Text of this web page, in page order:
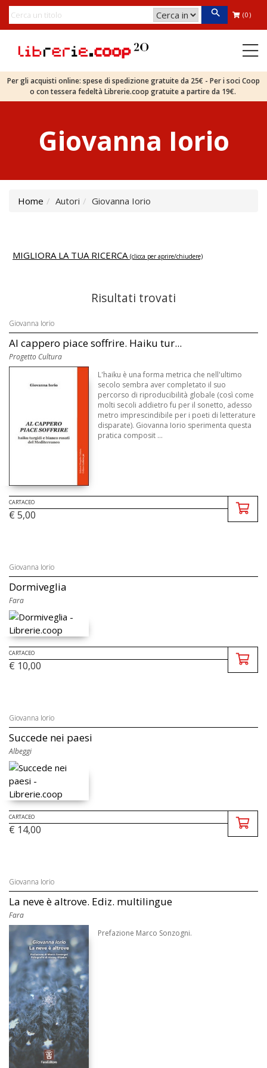
(0)
Per gli acquisti online: spese di spedizione gratuite da 25€ - Per i soci Coop
o con tessera fedeltà Librerie.coop gratuite a partire da 19€.
Giovanna Iorio
Home Autori Giovanna Iorio
MIGLIORA LA TUA RICERCA (clicca per aprire/chiudere)
Risultati trovati
Giovanna Iorio
Al cappero piace soffrire. Haiku tur...
Progetto Cultura
L'haiku è una forma metrica che nell'ultimo
secolo sembra aver completato il suo
percorso di riproducibilità globale (così come
molti secoli addietro fu per il sonetto, adesso
metro imprescindibile per i poeti di letterature
disparate). Giovanna Iorio sperimenta questa
pratica composit ...
CARTACEO
€ 5,00
Giovanna Iorio
Dormiveglia
Fara
CARTACEO
€ 10,00
Giovanna Iorio
Succede nei paesi
Albeggi
CARTACEO
€ 14,00
Giovanna Iorio
La neve è altrove. Ediz. multilingue
Fara
Prefazione Marco Sonzogni.